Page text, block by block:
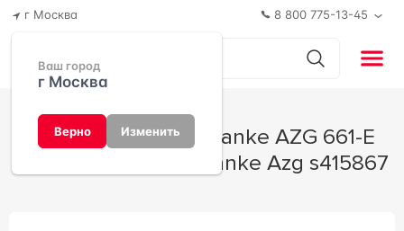
г Москва
Ваш город
г Москва
Верно Изменить
8 800 775-13-45
ваниль 50x96x21 Franke Azg s415867